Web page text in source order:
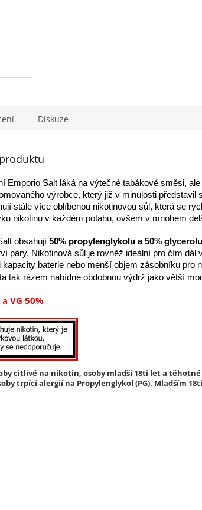
Diskuze
Emporio Salt láká na výtečné tabákové směsi,
výrobce, který již v minulosti
stále více oblíbenou nikotinovou sůl, která se
nikotinu v každém potahu, ovšem v mnohem
obsahují 50% propylenglykolu a 50% glycerolu
páry. Nikotinová sůl je rovněž ideální pro čím
baterie nebo menší objem zásobníku pro
tak rázem nabídne obdobnou výdrž jako větší
a VG 50%
citlivé na nikotin, osoby mladší 18ti let a těhotné
trpící alergií na Propylenglykol (PG). Mladším